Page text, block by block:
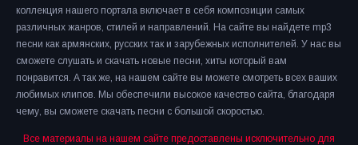
коллекция нашего портала включает в себя композиции самых
различных жанров, стилей и направлений. На сайте вы найдете mp3
песни как армянских, русских так и зарубежных исполнителей. У нас вы
сможете слушать и скачать новые песни, хиты который вам
понравится. А так же, на нашем сайте вы можете смотреть всех ваших
любимых клипов. Мы обеспечили высокое качество сайта, благодаря
чему, вы сможете скачать песни с большой скоростью.
Все материалы на нашем сайте предоставлены исключительно для